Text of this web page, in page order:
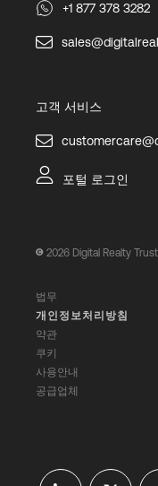
+1 877 378 3282
고객 서비스
포털 로그인
2026 Digital Realty
법무
개인정보처리방침
약관
쿠키
사용안내
공급업체